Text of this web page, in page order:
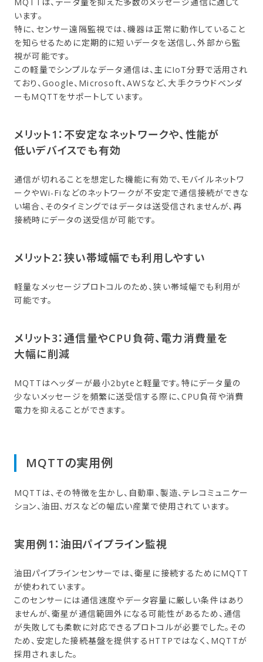
います。
特に、センサー遠隔監視では、機器は正常に動作していること
を知らせるために定期的に短いデータを送信し、外部から監
視が可能です。
この軽量でシンプルなデータ通信は、主にIoT分野で活用され
ており、Google、Microsoft、AWSなど、大手クラウドベンダ
ーもMQTTをサポートしています。
メリット1：不安定な​ネットワークや、​性能が​
低いデバイスでも​有効
通信が切れることを想定した機能に有効で、モバイルネットワ
ークやWi-Fiなどのネットワークが不安定で通信接続ができな
い場合、そのタイミングではデータは送受信されませんが、再
接続時にデータの送受信が可能です。
メリット2：狭い帯域幅でも​利用しやすい
軽量なメッセージプロトコルのため、狭い帯域幅でも利用が
可能です。
メリット3：通信量や​CPU負荷、​電力消費量を​
大幅に​削減
MQTTはヘッダーが最小2byteと軽量です。特にデータ量の
少ないメッセージを頻繁に送受信する際に、CPU負荷や消費
電力を抑えることができます。
MQTTの​実用例
MQTTは、その特徴を生かし、自動車、製造、テレコミュニケー
ション、油田、ガスなどの幅広い産業で使用されています。
実用例1：油田パイプライン監視
油田パイプラインセンサーでは、衛星に接続するためにMQTT
が使われています。
このセンサーには通信速度やデータ容量に厳しい条件はあり
ませんが、衛星が通信範囲外になる可能性があるため、通信
が失敗しても柔軟に対応できるプロトコルが必要でした。その
ため、安定した接続基盤を提供するHTTPではなく、MQTTが
採用されました。